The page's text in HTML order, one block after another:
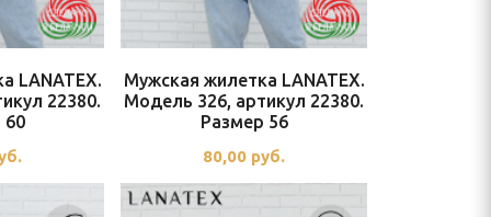
LANATEX.
22380.
60
Мужская жилетка LANATEX.
Модель 326, артикул 22380.
Размер 56
80,00 руб.